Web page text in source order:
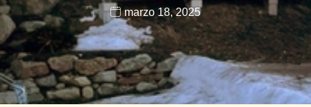
marzo 18, 2025